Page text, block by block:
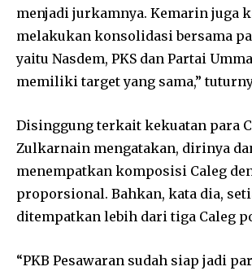
menjadi jurkamnya. Kemarin juga
melakukan konsolidasi bersama
yaitu Nasdem, PKS dan Partai
memiliki target yang sama,”
Disinggung terkait kekuatan para
Zulkarnain mengatakan, dirinya
menempatkan komposisi Caleg
proporsional. Bahkan, kata dia,
ditempatkan lebih dari tiga Caleg
“PKB Pesawaran sudah siap jadi